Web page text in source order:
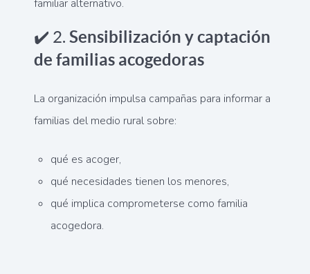
familiar alternativo.
✔️ 2. Sensibilización y captación
de familias acogedoras
La organización impulsa campañas para informar a
familias del medio rural sobre:
qué es acoger,
qué necesidades tienen los menores,
qué implica comprometerse como familia
acogedora.